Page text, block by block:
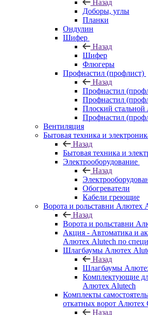
Назад
Доборы, углы
Планки
Ондулин
Шифер
Назад
Шифер
Флюгеры
Профнастил (профлист)
Назад
Профнастил
Профнастил
Плоский стальной
Профнастил
Вентиляция
Бытовая техника и
Назад
Бытовая техника и
Электрооборудование
Назад
Обогреватели
Кабели греющие
Ворота и рольставни Алютех
Назад
Ворота и рольставни
Акция - Автоматика и
Алютех Alutech по
Шлагбаумы Алютех
Назад
Шлагбаумы
Комплектующие
Алютех Alutech
Комплекты
откатных ворот
Назад